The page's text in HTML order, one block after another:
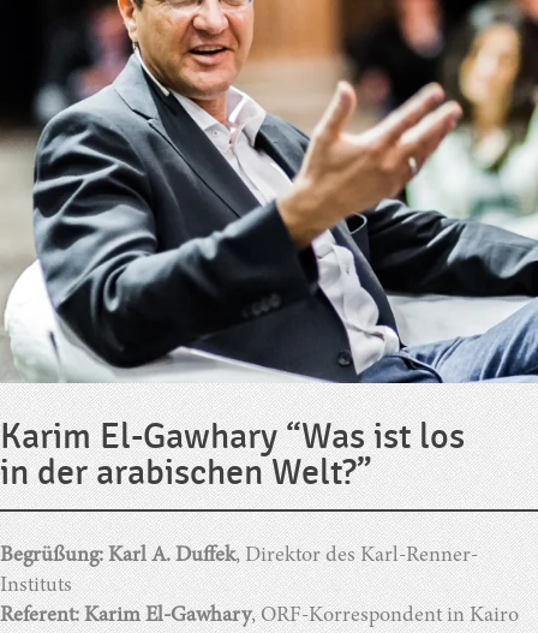
Karim El-Gawhary “Was ist los
in der arabischen Welt?”
Begrüßung: Karl A. Duffek, Direktor des Karl-Renner-
Instituts
Referent: Karim El-Gawhary, ORF-Korrespondent in Kairo